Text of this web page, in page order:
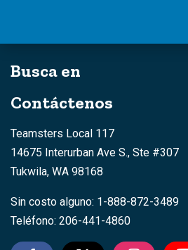
Busca en
Contáctenos
Teamsters Local 117
14675 Interurban Ave S., Ste #307
Tukwila, WA 98168
Sin costo alguno: 1-888-872-3489
Teléfono: 206-441-4860